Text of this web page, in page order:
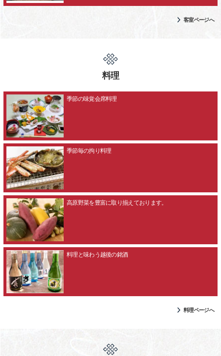
客室ページへ
料理
季節の味覚会席料理
季節毎の拘り料理
高原野菜を豊富に取り揃えております。
料理と味わう越後の銘酒
料理ページへ